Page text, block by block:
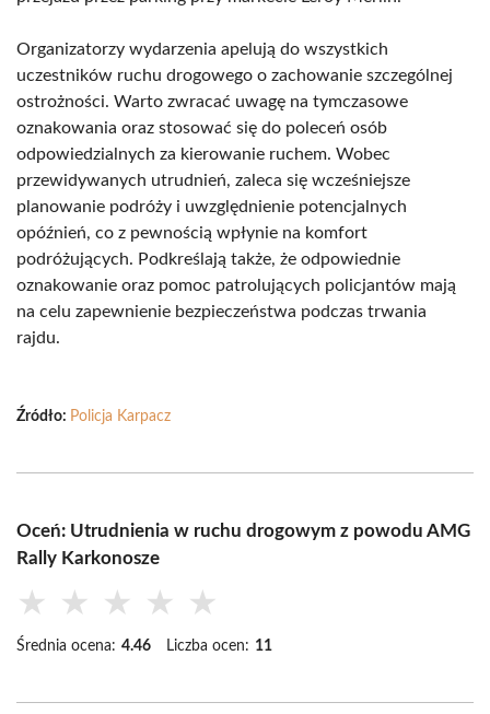
Organizatorzy wydarzenia apelują do wszystkich
uczestników ruchu drogowego o zachowanie szczególnej
ostrożności. Warto zwracać uwagę na tymczasowe
oznakowania oraz stosować się do poleceń osób
odpowiedzialnych za kierowanie ruchem. Wobec
przewidywanych utrudnień, zaleca się wcześniejsze
planowanie podróży i uwzględnienie potencjalnych
opóźnień, co z pewnością wpłynie na komfort
podróżujących. Podkreślają także, że odpowiednie
oznakowanie oraz pomoc patrolujących policjantów mają
na celu zapewnienie bezpieczeństwa podczas trwania
rajdu.
Źródło: Policja Karpacz
Oceń: Utrudnienia w ruchu drogowym z powodu AMG
Rally Karkonosze
★ ★ ★ ★ ★
Średnia ocena: 4.46 Liczba ocen: 11